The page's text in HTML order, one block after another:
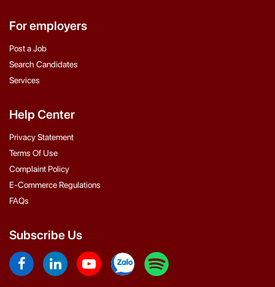
For employers
Post a Job
Search Candidates
Services
Help Center
Privacy Statement
Terms Of Use
Complaint Policy
E-Commerce Regulations
FAQs
Subscribe Us